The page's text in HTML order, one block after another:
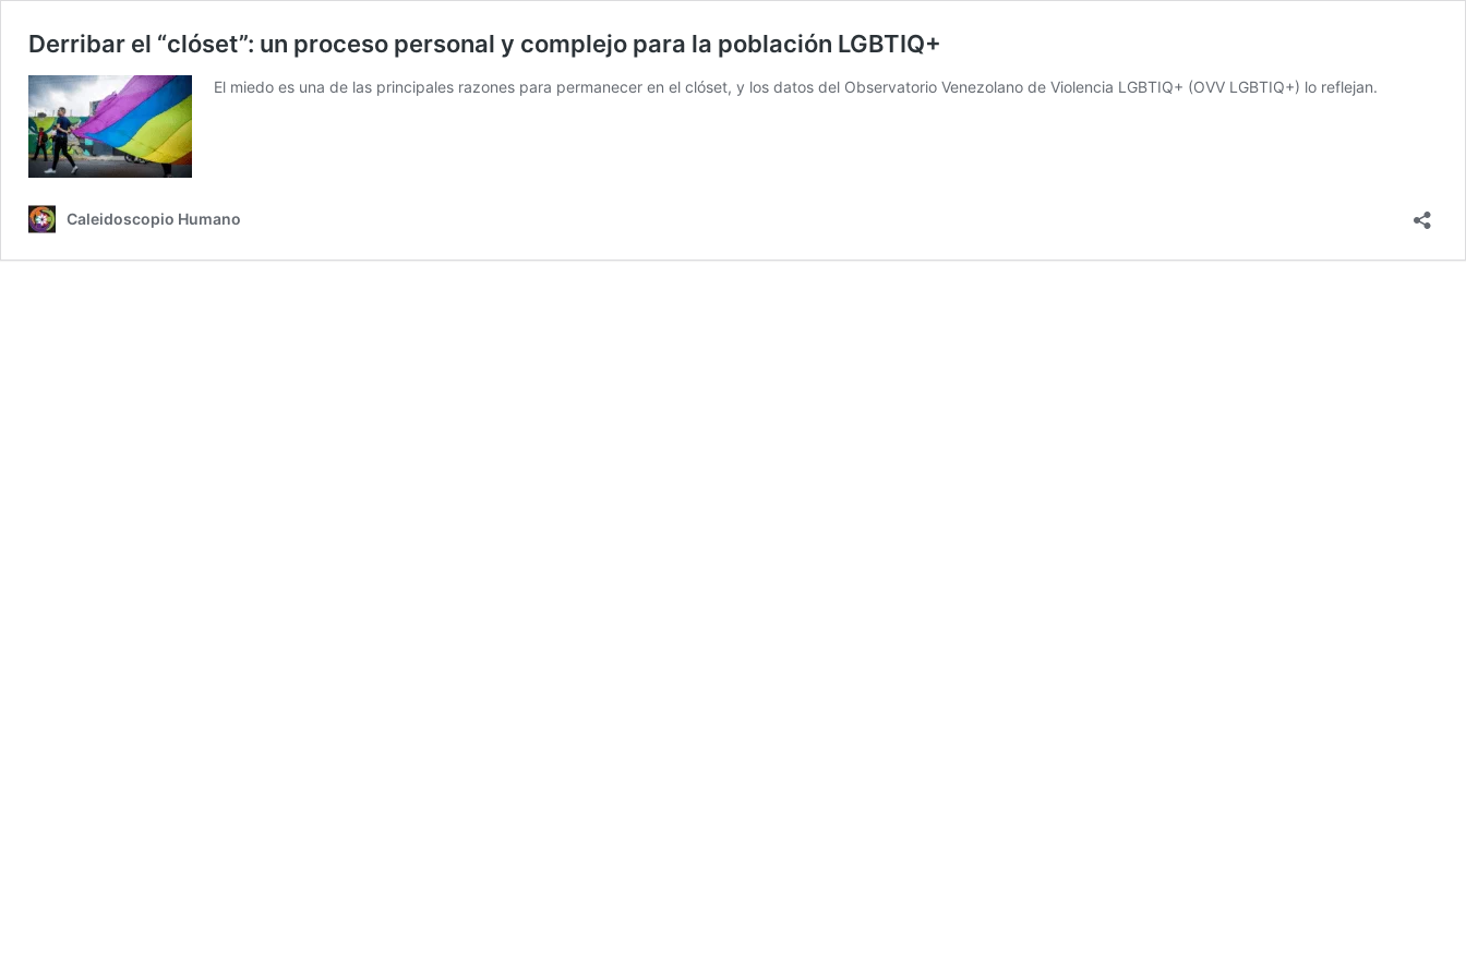
Derribar el “clóset”: un proceso personal y complejo para la población LGBTIQ+
El miedo es una de las principales razones para permanecer en el clóset, y los datos del Observatorio Venezolano de Violencia LGBTIQ+ (OVV LGBTIQ+) lo reflejan.
Caleidoscopio Humano